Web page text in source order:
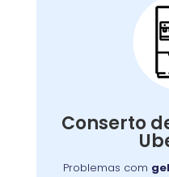
Conserto
Problemas com
Nossos
ou componentes
conservação